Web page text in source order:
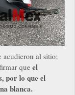
acudieron al sitio;
que el
por lo que el
blanca.